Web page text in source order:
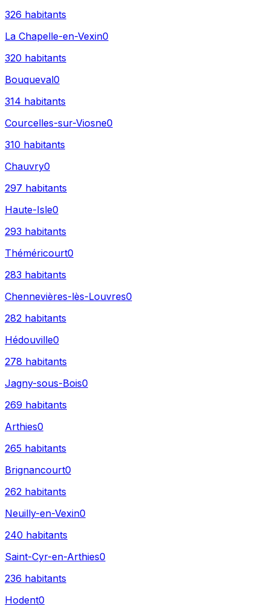
326 habitants
La Chapelle-en-Vexin0
320 habitants
Bouqueval0
314 habitants
Courcelles-sur-Viosne0
310 habitants
Chauvry0
297 habitants
Haute-Isle0
293 habitants
Théméricourt0
283 habitants
Chennevières-lès-Louvres0
282 habitants
Hédouville0
278 habitants
Jagny-sous-Bois0
269 habitants
Arthies0
265 habitants
Brignancourt0
262 habitants
Neuilly-en-Vexin0
240 habitants
Saint-Cyr-en-Arthies0
236 habitants
Hodent0